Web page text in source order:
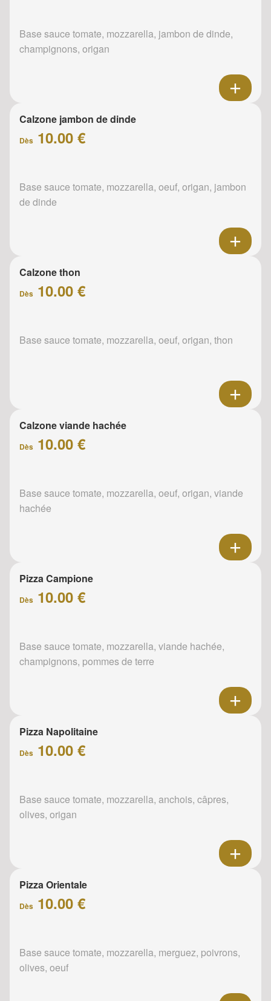
Base sauce tomate, mozzarella, jambon de dinde,
champignons, origan
Calzone jambon de dinde
Dès 10.00 €
Base sauce tomate, mozzarella, oeuf, origan, jambon
de dinde
Calzone thon
Dès 10.00 €
Base sauce tomate, mozzarella, oeuf, origan, thon
Calzone viande hachée
Dès 10.00 €
Base sauce tomate, mozzarella, oeuf, origan, viande
hachée
Pizza Campione
Dès 10.00 €
Base sauce tomate, mozzarella, viande hachée,
champignons, pommes de terre
Pizza Napolitaine
Dès 10.00 €
Base sauce tomate, mozzarella, anchois, câpres,
olives, origan
Pizza Orientale
Dès 10.00 €
Base sauce tomate, mozzarella, merguez, poivrons,
olives, oeuf